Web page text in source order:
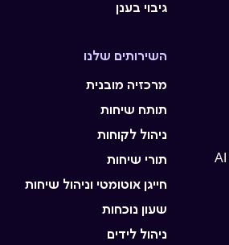
השירותים שלנו
מרכזיה מובנית
תותח שיחות
ניהול לקוחות
תורי שיחות
חייגן אוטומטי וניהול שיחות
שעון נוכחות
ניהול לידים
גיבוי בענן